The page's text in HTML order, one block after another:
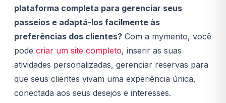
plataforma completa para gerenciar seus
passeios e adaptá-los facilmente às
preferências dos clientes? Com a mymento, você
pode criar um site completo, inserir as suas
atividades personalizadas, gerenciar reservas para
que seus clientes vivam uma experiência única,
conectada aos seus desejos e interesses.